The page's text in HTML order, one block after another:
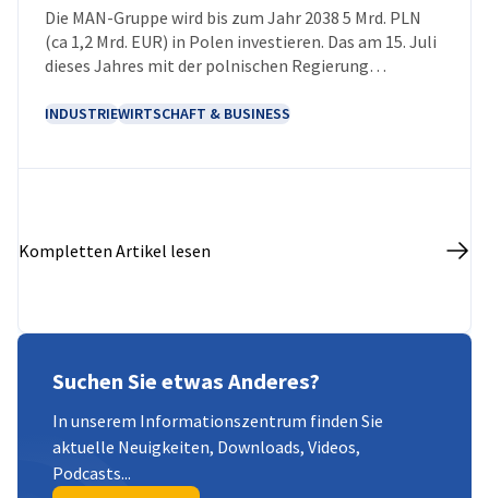
NEUIGKEITEN
Die MAN-Gruppe wird bis zum Jahr 2038 5 Mrd. PLN
(ca 1,2 Mrd. EUR) in Polen investieren. Das am 15. Juli
dieses Jahres mit der polnischen Regierung
die Zusammenarbeit bei der Umsetzung neuer
nächsten Generation von Lkw und Komponenten für
INDUSTRIEWIRTSCHAFT & BUSINESS
Kompletten Artikel lesen
Suchen Sie etwas Anderes?
In unserem Informationszentrum finden Sie
aktuelle Neuigkeiten, Downloads, Videos,
Podcasts...